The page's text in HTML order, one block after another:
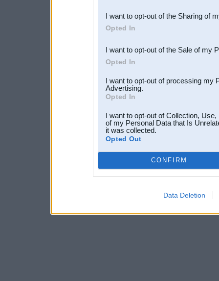
Downstream Participants
third parties.
I want to opt-out of the Sharing of
Opted In
I want to opt-out of the Sale of my
Opted In
I want to opt-out of processing my
Advertising.
Opted In
I want to opt-out of Collection,
of my Personal Data that Is
it was collected.
Opted Out
CONFIRM
Data Deletion